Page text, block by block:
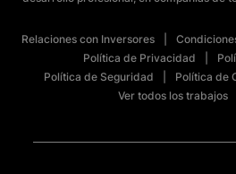
Relaciones con Inversores
Política de Privacidad
Política de Seguridad
Política de
Ver todos los trabajos